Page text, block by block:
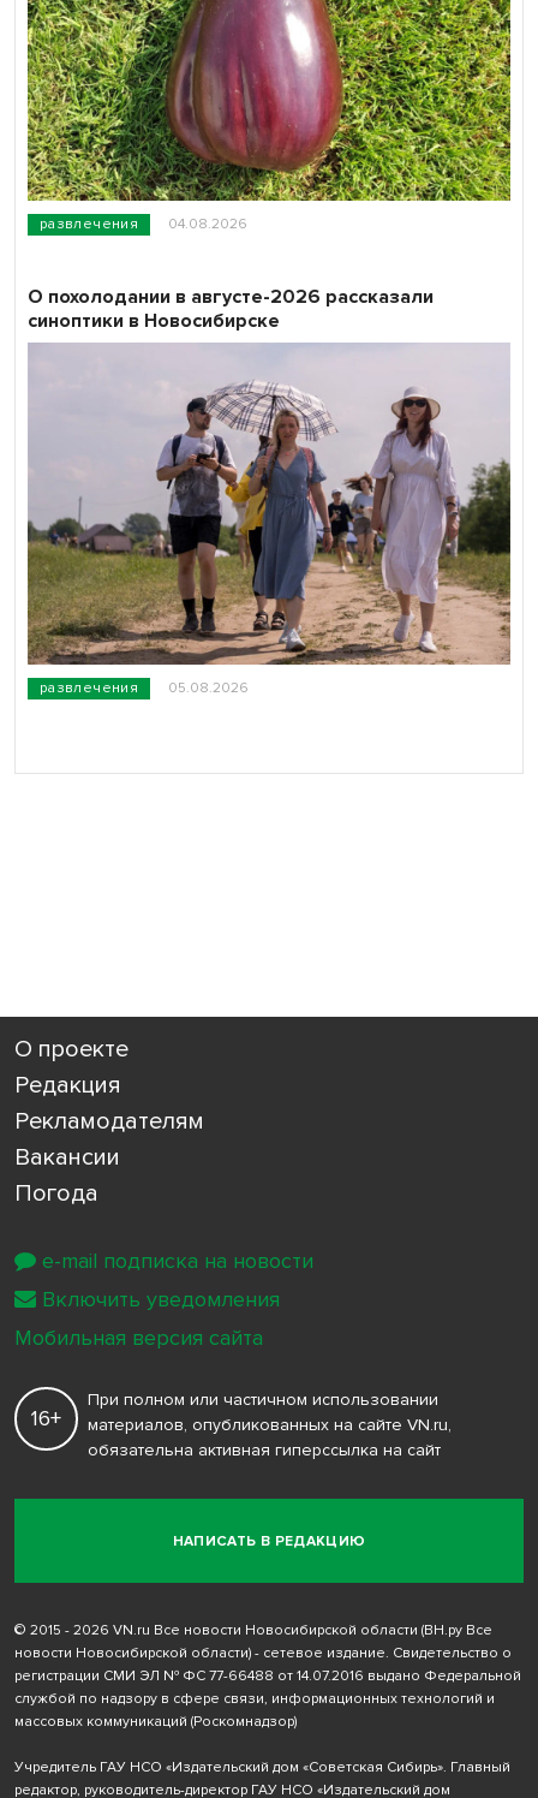
развлечения 04.08.2026
развлечения 05.08.2026
О похолодании в августе-2026 рассказали
синоптики в Новосибирске
О проекте
Редакция
Рекламодателям
Вакансии
Погода
НАПИСАТЬ В РЕДАКЦИЮ
16+
При полном или частичном использовании
материалов, опубликованных на сайте VN.ru,
обязательна активная гиперссылка на сайт
© 2015 - 2026 VN.ru Все новости Новосибирской области (ВН.ру Все
новости Новосибирской области) - сетевое издание. Свидетельство о
регистрации СМИ ЭЛ № ФС 77-66488 от 14.07.2016 выдано Федеральной
службой по надзору в сфере связи, информационных технологий и
массовых коммуникаций (Роскомнадзор)
Учредитель ГАУ НСО «Издательский дом «Советская Сибирь». Главный
редактор, руководитель-директор ГАУ НСО «Издательский дом
e-mail подписка на новости
Включить уведомления
Мобильная версия сайта